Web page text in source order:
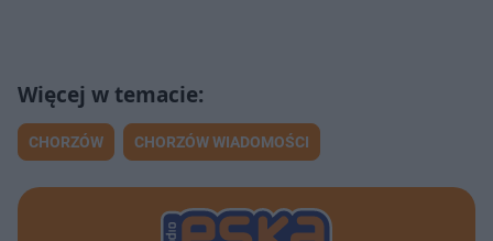
CHORZÓW CHORZÓW WIADOMOŚCI